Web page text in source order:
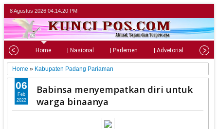
8 Agustus 2026 04:14:21 PM
Home | Nasional | Parlemen | Advetorial |
Home » Kabupaten Padang Pariaman
Babinsa menyempatkan diri untuk
warga binaanya
06
Feb
2022